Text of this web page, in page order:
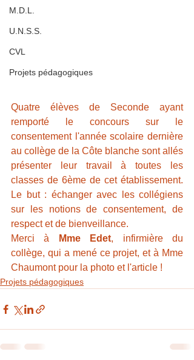
M.D.L.
U.N.S.S.
CVL
Projets pédagogiques
Quatre élèves de Seconde ayant
remporté le concours sur le
consentement l'année scolaire dernière
au collège de la Côte blanche sont allés
présenter leur travail à toutes les
classes de 6ème de cet établissement.
Le but : échanger avec les collégiens
sur les notions de consentement, de
respect et de bienveillance.
Merci à
Mme Edet, infirmière du
collège, qui a mené ce projet, et à Mme
Chaumont pour la photo et l'article !
Projets pédagogiques